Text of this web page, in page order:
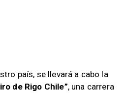
país, se llevará a cabo la
de Rigo Chile”, una carrera